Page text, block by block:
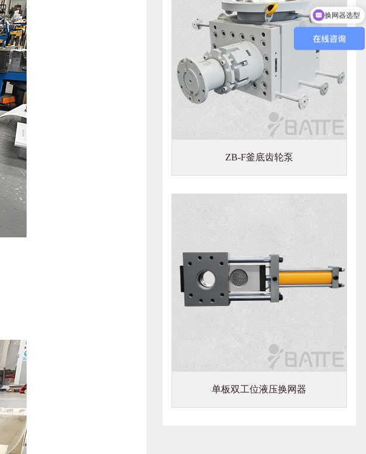
ZB-F釜底齿轮泵
单板双工位液压换网器
换网器选型